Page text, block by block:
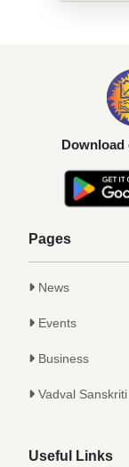
Pages
News
Events
Business
Vadval Sanskriti
Useful Links